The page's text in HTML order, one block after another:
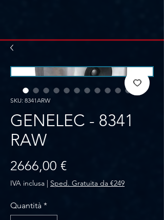
SKU: 8341ARW
GENELEC - 8341
RAW
2666,00 €Prezzo
IVA inclusa | Sped. Gratuita da €249
Quantità *